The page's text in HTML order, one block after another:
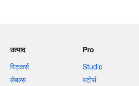
उत्पाद
स्टिकर्स
लेबल्स
Pro
Studio
स्टोर्स